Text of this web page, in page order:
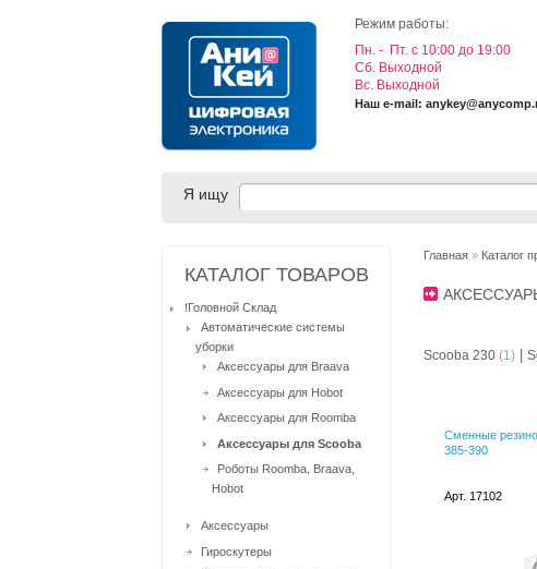
Режим работы:
Пн. - Пт. с 10:00 до 19:00
Cб. Выходной
Вс. Выходной
Наш e-mail:
Я ищу
Главная » Каталог
Scooba 230 (1)
Cменные
385-390
Арт. 17102
КАТАЛОГ ТОВАРОВ
!Головной Склад
Автоматические системы
уборки
Аксессуары для Braava
Аксессуары для Hobot
Аксессуары для Roomba
Аксессуары для Scooba
Роботы Roomba, Braava,
Hobot
Аксессуары
Гироскутеры